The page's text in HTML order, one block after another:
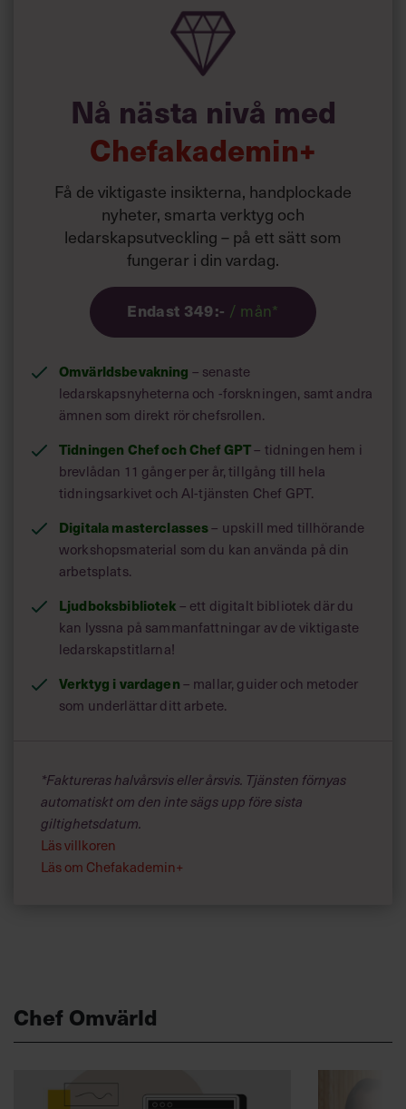
rustar mitt team/ledningsgrupp/styrelse inför nästa år
Ja, vad kul! Precis så är det.
Nå nästa nivå med
Chefakademin+
Få de viktigaste insikterna, handplockade
nyheter, smarta verktyg och
ledarskapsutveckling – på ett sätt som
fungerar i din vardag.
Endast 349:- / mån*
Omvärldsbevakning – senaste
ledarskapsnyheterna och -forskningen, samt andra
ämnen som direkt rör chefsrollen.
Tidningen Chef och Chef GPT– tidningen hem i
brevlådan 11 gånger per år, tillgång till hela
tidningsarkivet och AI-tjänsten Chef GPT.
Digitala masterclasses– upskill med tillhörande
workshopsmaterial som du kan använda på din
arbetsplats.
Ljudboksbibliotek– ett digitalt bibliotek där du
kan lyssna på sammanfattningar av de viktigaste
ledarskapstitlarna!
Verktyg i vardagen– mallar, guider och metoder
som underlättar ditt arbete.
*Faktureras halvårsvis eller årsvis. Tjänsten förnyas
automatiskt om den inte sägs upp före sista
giltighetsdatum.
Läs villkoren
Läs om Chefakademin+
Chef Omvärld